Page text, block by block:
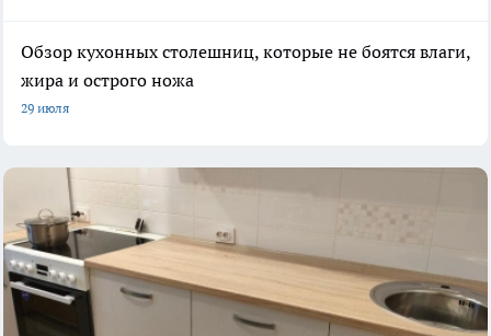
Обзор кухонных столешниц, которые не боятся влаги,
жира и острого ножа
29 июля